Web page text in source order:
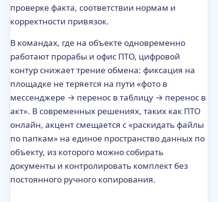
проверке факта, соответствии нормам и
корректности привязок.
В командах, где на объекте одновременно
работают прорабы и офис ПТО, цифровой
контур снижает трение обмена: фиксация на
площадке не теряется на пути «фото в
мессенджере → перенос в таблицу → перенос в
акт». В современных решениях, таких как ПТО
онлайн, акцент смещается с «раскидать файлы
по папкам» на единое пространство данных по
объекту, из которого можно собирать
документы и контролировать комплект без
постоянного ручного копирования.